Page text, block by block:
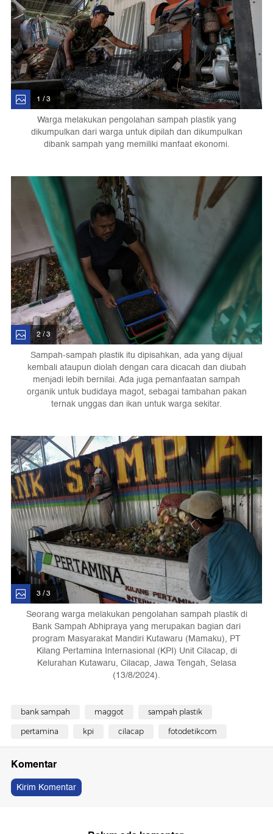
1 / 3
Warga melakukan pengolahan sampah plastik yang
dikumpulkan dari warga untuk dipilah dan dikumpulkan
dibank sampah yang memiliki manfaat ekonomi.
2 / 3
Sampah-sampah plastik itu dipisahkan, ada yang dijual
kembali ataupun diolah dengan cara dicacah dan diubah
menjadi lebih bernilai. Ada juga pemanfaatan sampah
organik untuk budidaya magot, sebagai tambahan pakan
ternak unggas dan ikan untuk warga sekitar.
3 / 3
Seorang warga melakukan pengolahan sampah plastik di
Bank Sampah Abhipraya yang merupakan bagian dari
program Masyarakat Mandiri Kutawaru (Mamaku), PT
Kilang Pertamina Internasional (KPI) Unit Cilacap, di
Kelurahan Kutawaru, Cilacap, Jawa Tengah, Selasa
(13/8/2024).
bank sampah maggot sampah plastik
pertamina kpi cilacap fotodetikcom
Komentar
Kirim Komentar